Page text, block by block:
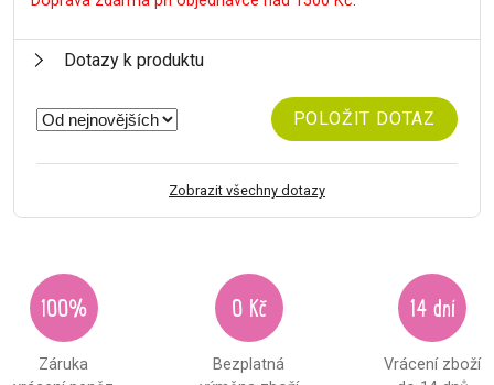
Dotazy k produktu
POLOŽIT DOTAZ
Zobrazit všechny dotazy
100%
Záruka
0 Kč
Bezplatná
14 dní
Vrácení zboží